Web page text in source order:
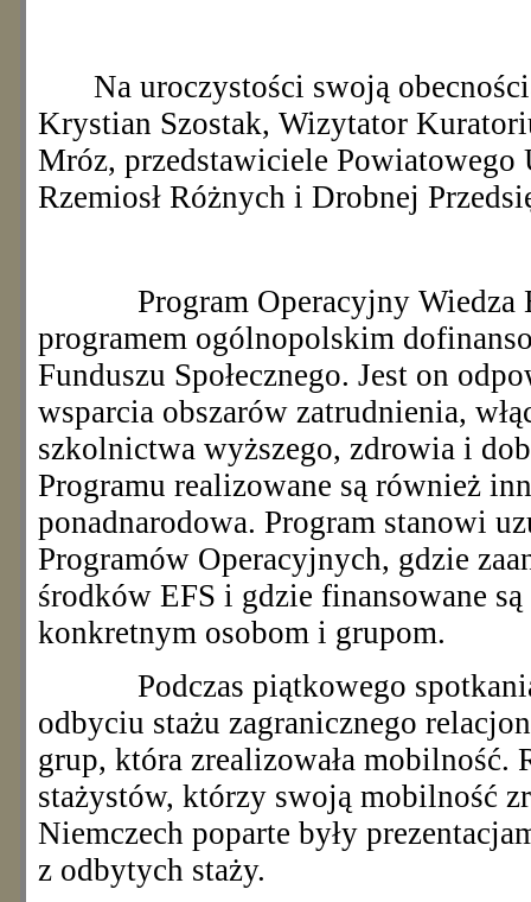
Na uroczystości swoją
Krystian Szostak, Wizytator
Mróz, przedstawiciele Powiatowego
Rzemiosł Różnych i Drobnej
Program Operacyjny
programem ogólnopolskim
Funduszu Społecznego. Jest on
wsparcia obszarów zatrudnienia,
szkolnictwa wyższego, zdrowia i
Programu realizowane są również
ponadnarodowa. Program stanowi
Programów Operacyjnych, gdzie
środków EFS i gdzie finansowane
konkretnym osobom i grupom.
Podczas piątkowego
odbyciu stażu zagranicznego
grup, która zrealizowała mobilność.
stażystów, którzy swoją mobilność
Niemczech poparte były
z odbytych staży.